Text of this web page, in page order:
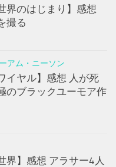
界のはじまり】感想
撮る
アム・ニーソン
イヤル】感想 人が死
のブラックユーモア作
界】感想 アラサー4人